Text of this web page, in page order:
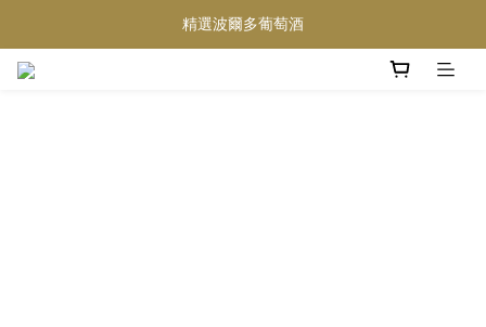
買滿任何酒類 六支 或買滿 $1200 (不限支數) 皆可享免費送貨
精選波爾多葡萄酒